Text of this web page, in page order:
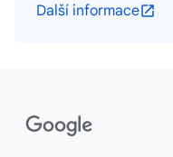
Další informace